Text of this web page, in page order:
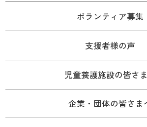
ボランティア募集
支援者様の声
児童養護施設の皆さ
企業・団体の皆さま